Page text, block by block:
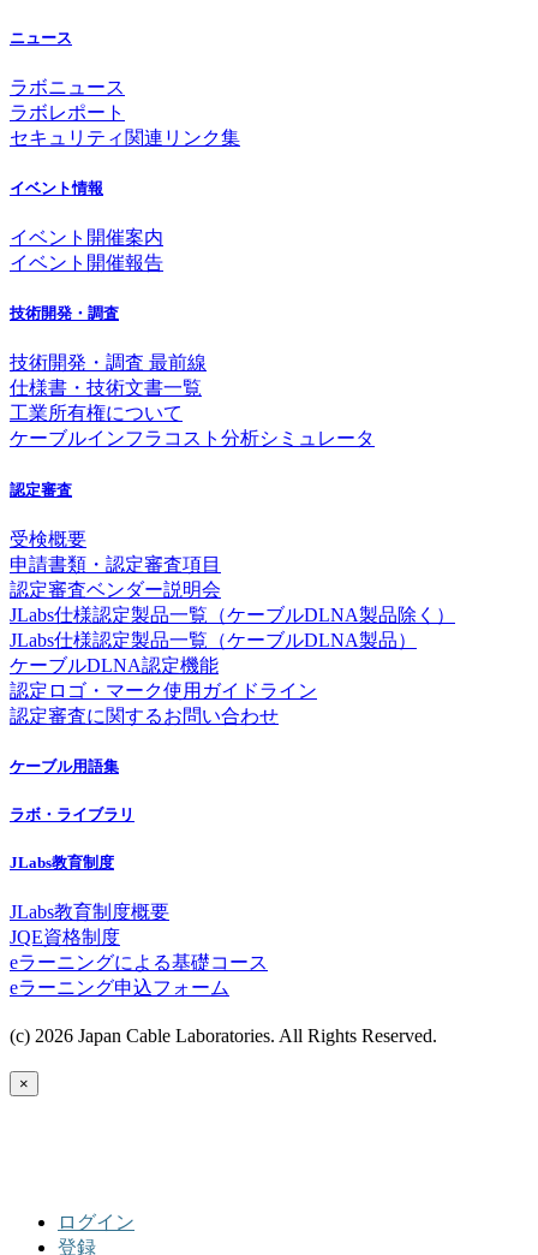
ニュース
ラボニュース
ラボレポート
セキュリティ関連リンク集
イベント情報
イベント開催案内
イベント開催報告
技術開発・調査
技術開発・調査 最前線
仕様書・技術文書一覧
工業所有権について
ケーブルインフラコスト分析シミュレータ
認定審査
受検概要
申請書類・認定審査項目
認定審査ベンダー説明会
JLabs仕様認定製品一覧（ケーブルDLNA製品除く）
JLabs仕様認定製品一覧（ケーブルDLNA製品）
ケーブルDLNA認定機能
認定ロゴ・マーク使用ガイドライン
認定審査に関するお問い合わせ
ケーブル用語集
ラボ・ライブラリ
JLabs教育制度
JLabs教育制度概要
JQE資格制度
eラーニングによる基礎コース
eラーニング申込フォーム
(c) 2026 Japan Cable Laboratories. All Rights Reserved.
×
ログイン
登録